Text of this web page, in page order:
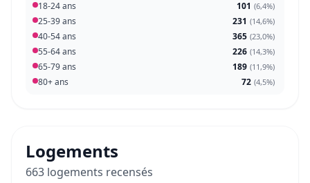
18-24 ans 101 (6,4%)
25-39 ans 231 (14,6%)
40-54 ans 365 (23,0%)
55-64 ans 226 (14,3%)
65-79 ans 189 (11,9%)
80+ ans 72 (4,5%)
Logements
663 logements recensés